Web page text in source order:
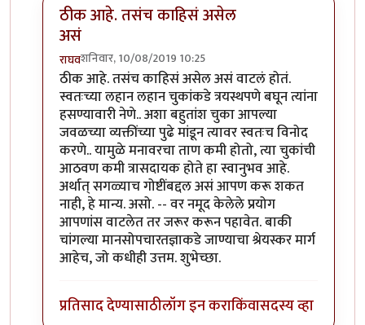
ठीक आहे. तसंच काहिसं असेल
असं
राघवशनिवार, 10/08/2019 10:25
In reply toखूप धन्यवाद राघवजी. मला झोपby
ठीक आहे. तसंच काहिसं असेल असं वाटलं होतं.
स्वतःच्या लहान लहान चुकांकडे त्रयस्थपणे बघून त्यांना
हसण्यावारी नेणे.. अशा बहुतांश चुका आपल्या
जवळच्या व्यक्तींच्या पुढे मांडून त्यावर स्वतःच विनोद
करणे.. यामुळे मनावरचा ताण कमी होतो, त्या चुकांची
आठवण कमी त्रासदायक होते हा स्वानुभव आहे.
अर्थात् सगळ्याच गोष्टींबद्दल असं आपण करू शकत
नाही, हे मान्य. असो. -- वर नमूद केलेले प्रयोग
आपणांस वाटलेत तर जरूर करून पहावेत. बाकी
चांगल्या मानसोपचारतज्ञाकडे जाण्याचा श्रेयस्कर मार्ग
आहेच, जो कधीही उत्तम. शुभेच्छा.
प्रतिसाद देण्यासाठीलॉग इन कराकिंवासदस्य व्हा